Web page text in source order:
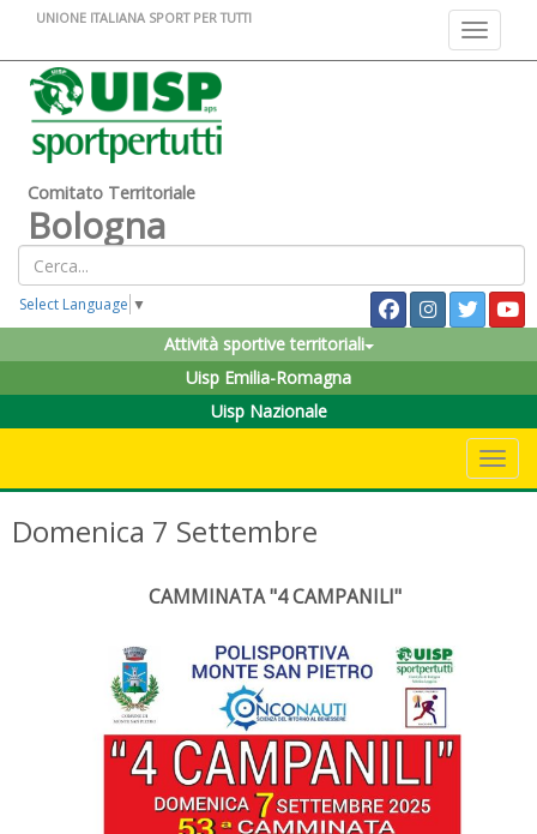
Toggle
UNIONE ITALIANA SPORT PER TUTTI
Comitato Territoriale
Bologna
Select Language ▼
Attività sportive territoriali
Uisp Emilia-Romagna
Uisp Nazionale
Domenica 7 Settembre
CAMMINATA "4 CAMPANILI"